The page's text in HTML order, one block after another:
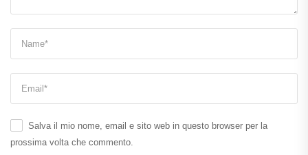
Salva il mio nome, email e sito web in questo browser per la
prossima volta che commento.